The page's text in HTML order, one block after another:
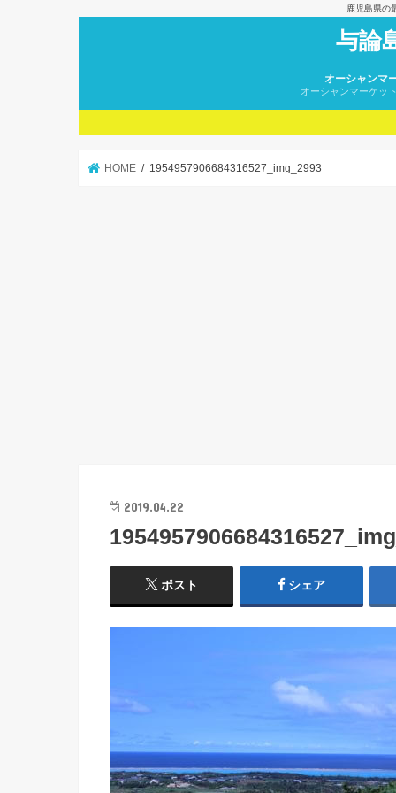
鹿児島県の
与論
オーシャンマ
オーシャンマーケッ
HOME 1954957906684316527_img_2993
2019.04.22
ポスト シェア